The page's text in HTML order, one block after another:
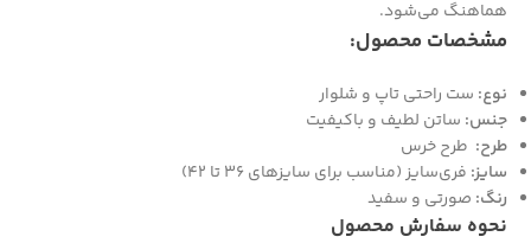
هماهنگ می‌شود.
مشخصات محصول:
نوع: ست راحتی تاپ و شلوار
جنس: ساتن لطیف و باکیفیت
طرح: طرح خرس
سایز: فری‌سایز (مناسب برای سایزهای 36 تا 42)
رنگ: صورتی و سفید
نحوه سفارش محصول